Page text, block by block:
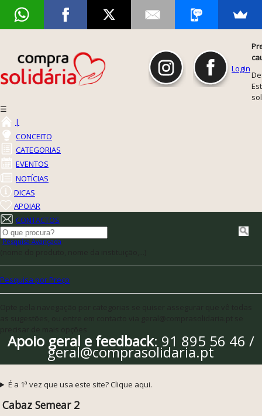
Login
☰
|
CONCEITO
CATEGORIAS
EVENTOS
NOTÍCIAS
DICAS
APOIAR
CONTACTOS
Pesquisa Avançada
Pesquisa por Preço
Apoio geral e feedback: 91 895 56 46 /
geral@comprasolidaria.pt
É a 1ª vez que usa este site? Clique aqui.
Cabaz Semear 2